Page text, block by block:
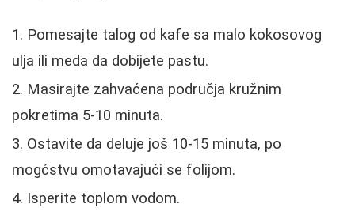
Pomesajte talog od kafe sa malo kokosovog
ulja ili meda da dobijete pastu.
Masirajte zahvaćena područja kružnim
pokretima 5-10 minuta.
Ostavite da deluje još 10-15 minuta, po
mogćstvu omotavajući se folijom.
Isperite toplom vodom.